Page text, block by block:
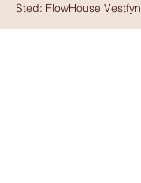
Sted: FlowHouse Vestfyn